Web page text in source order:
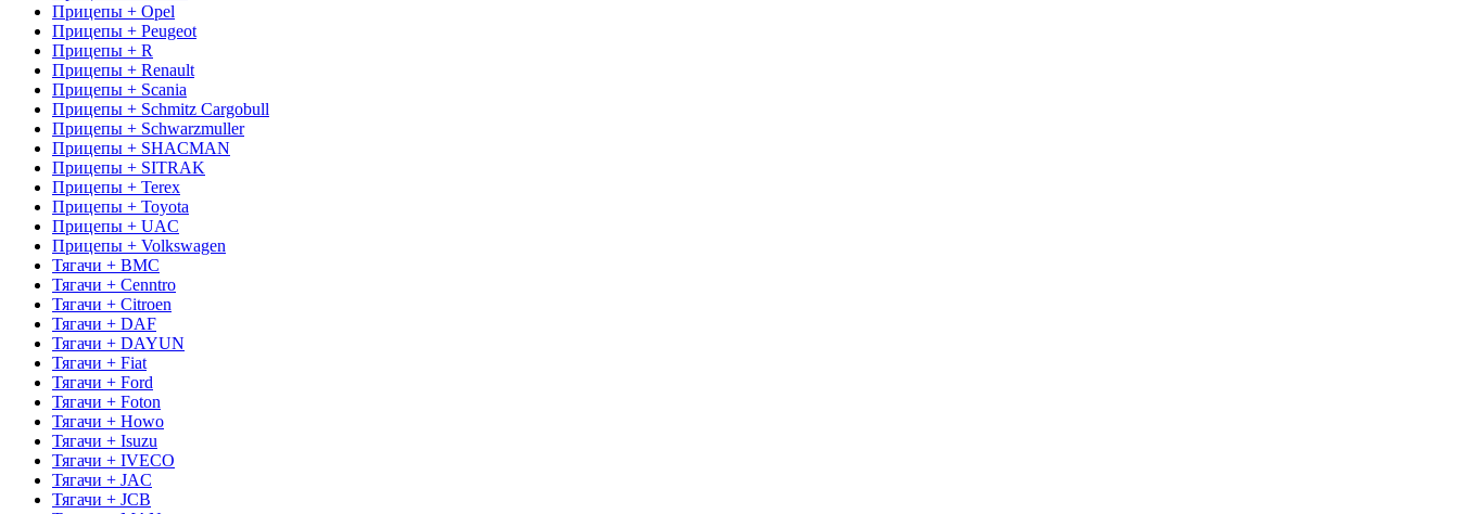
Прицепы + Opel
Прицепы + Peugeot
Прицепы + R
Прицепы + Renault
Прицепы + Scania
Прицепы + Schmitz Cargobull
Прицепы + Schwarzmuller
Прицепы + SHACMAN
Прицепы + SITRAK
Прицепы + Terex
Прицепы + Toyota
Прицепы + UAC
Прицепы + Volkswagen
Тягачи + BMC
Тягачи + Cenntro
Тягачи + Citroen
Тягачи + DAF
Тягачи + DAYUN
Тягачи + Fiat
Тягачи + Ford
Тягачи + Foton
Тягачи + Howo
Тягачи + Isuzu
Тягачи + IVECO
Тягачи + JAC
Тягачи + JCB